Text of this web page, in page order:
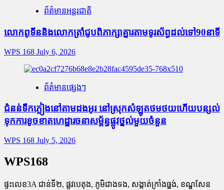
ព័ត៌មានអន្តរជាតិ
លោកពូទីននិងលោកត្រាំជូបពិភាក្សាគ្នារតាមទូរស័ព្ធដល់ទៅ90នាទី
WPS 168 July 6, 2026
ព័ត៌មានផ្សេងៗ
ជំនន់​ទឹកភ្លៀង​នៅ​តាម​ដងអូរ​ នៅ​ស្រុក​សំឡូត​ថមថយ​ហើយ​បន្សល់​
ទុក​ការ​ខូចខាត​ហេដ្ឋារចនាសម្ព័ន្ធ​ផ្លូវថ្នល់​មួយ​ចំនួន
WPS 168 July 5, 2026
WPS168
ផ្ទះលេខ3A ជាន់ទី២, ផ្លូវបេតុង, ភូមិជាងទង, សង្កាត់ក្រាំងធ្នង់, ខណ្ឌសែន